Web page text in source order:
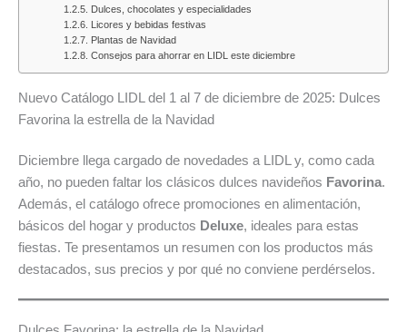
Dulces, chocolates y especialidades
Licores y bebidas festivas
Plantas de Navidad
Consejos para ahorrar en LIDL este diciembre
Nuevo Catálogo LIDL del 1 al 7 de diciembre de 2025: Dulces
Favorina la estrella de la Navidad
Diciembre llega cargado de novedades a LIDL y, como cada
año, no pueden faltar los clásicos dulces navideños Favorina.
Además, el catálogo ofrece promociones en alimentación,
básicos del hogar y productos Deluxe, ideales para estas
fiestas. Te presentamos un resumen con los productos más
destacados, sus precios y por qué no conviene perdérselos.